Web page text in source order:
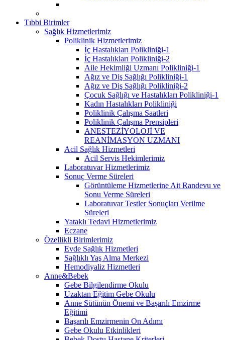
Tıbbi Birimler
Sağlık Hizmetlerimiz
Poliklinik Hizmetlerimiz
İç Hastalıkları Polikliniği-1
İç Hastalıkları Polikliniği-2
Aile Hekimliği Uzmanı Polikliniği-1
Ağız ve Diş Sağlığı Polikliniği-1
Ağız ve Diş Sağlığı Polikliniği-2
Çocuk Sağlığı ve Hastalıkları Polikliniği-1
Kadın Hastalıkları Polikliniği
Poliklinik Çalışma Saatleri
Poliklinik Çalışma Prensipleri
ANESTEZİYOLOJİ VE
REANİMASYON UZMANI
Acil Sağlık Hizmetleri
Acil Servis Hekimlerimiz
Laboratuvar Hizmetlerimiz
Sonuç Verme Süreleri
Görüntüleme Hizmetlerine Ait Randevu ve
Sonu Verme Süreleri
Laboratuvar Testler Sonuçları Verilme
Süreleri
Yataklı Tedavi Hizmetlerimiz
Eczane
Özellikli Birimlerimiz
Evde Sağlık Hizmetleri
Sağlıklı Yaş Alma Merkezi
Hemodiyaliz Hizmetleri
Anne&Bebek
Gebe Bilgilendirme Okulu
Uzaktan Eğitim Gebe Okulu
Anne Sütünün Önemi ve Başarılı Emzirme
Eğitimi
Başarılı Emzirmenin On Adımı
Gebe Okulu Etkinlikleri